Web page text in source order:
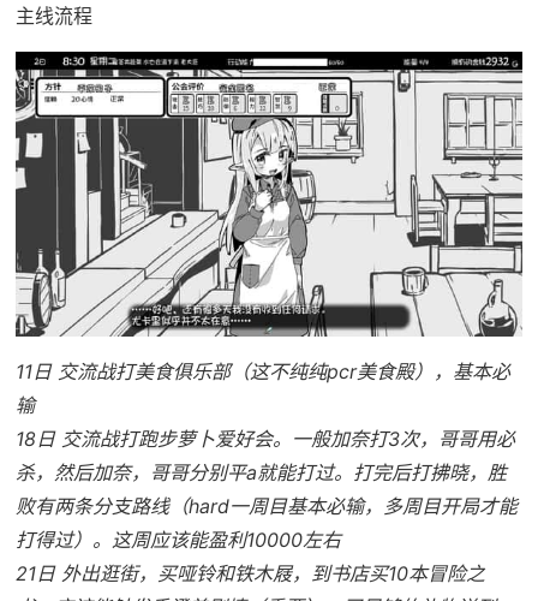
主线流程
11日 交流战打美食俱乐部（这不纯纯pcr美食殿），基本必
输
18日 交流战打跑步萝卜爱好会。一般加奈打3次，哥哥用必
杀，然后加奈，哥哥分别平a就能打过。打完后打拂晓，胜
败有两条分支路线（hard一周目基本必输，多周目开局才能
打得过）。这周应该能盈利10000左右
21日 外出逛街，买哑铃和铁木屐，到书店买10本冒险之